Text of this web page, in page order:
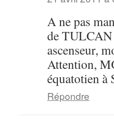
A ne pas
de TULCAN
ascenseur,
Attention,
équatotien
Répondre